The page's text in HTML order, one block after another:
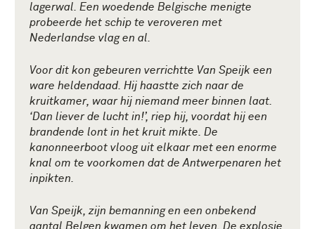
lagerwal. Een woedende Belgische menigte
probeerde het schip te veroveren met
Nederlandse vlag en al.
Voor dit kon gebeuren verrichtte Van Speijk een
ware heldendaad. Hij haastte zich naar de
kruitkamer, waar hij niemand meer binnen laat.
‘Dan liever de lucht in!’, riep hij, voordat hij een
brandende lont in het kruit mikte. De
kanonneerboot vloog uit elkaar met een enorme
knal om te voorkomen dat de Antwerpenaren het
inpikten.
Van Speijk, zijn bemanning en een onbekend
aantal Belgen kwamen om het leven. De explosie